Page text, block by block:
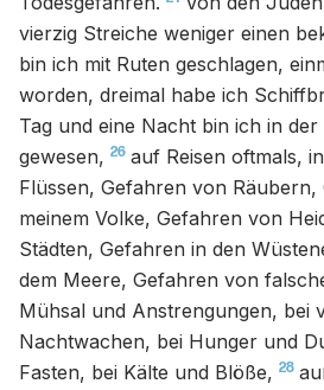
vierzig Streiche weniger einen
bin ich mit Ruten geschlagen,
worden, dreimal habe ich
Tag und eine Nacht bin ich in der
gewesen, 26 auf Reisen oftmals,
Flüssen, Gefahren von
meinem Volke, Gefahren von
Städten, Gefahren in den
dem Meere, Gefahren von
Mühsal und Anstrengungen, bei
Nachtwachen, bei Hunger und
Fasten, bei Kälte und Blöße, 28